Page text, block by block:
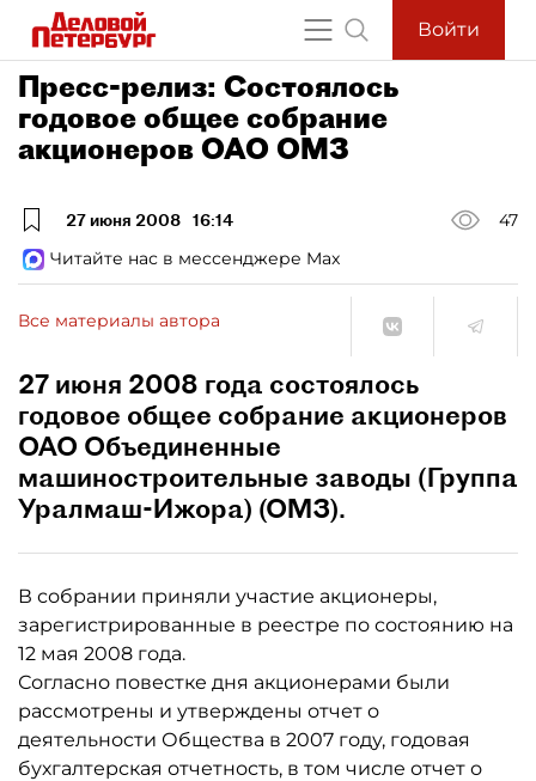
Войти
Пресс-релиз: Состоялось
годовое общее собрание
акционеров ОАО ОМЗ
27 июня 2008 16:14
47
Читайте нас в мессенджере Max
Все материалы автора
27 июня 2008 года состоялось
годовое общее собрание акционеров
ОАО Объединенные
машиностроительные заводы (Группа
Уралмаш-Ижора) (ОМЗ).
В собрании приняли участие акционеры,
зарегистрированные в реестре по состоянию на
12 мая 2008 года.
Согласно повестке дня акционерами были
рассмотрены и утверждены отчет о
деятельности Общества в 2007 году, годовая
бухгалтерская отчетность, в том числе отчет о